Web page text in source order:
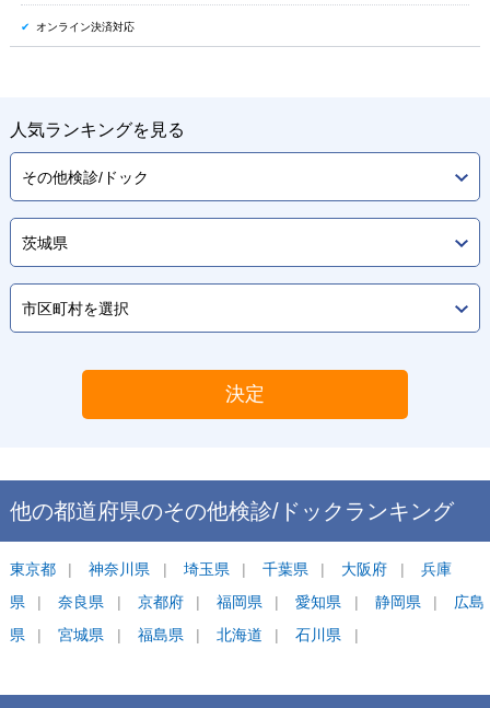
オンライン決済対応
人気ランキングを見る
決定
他の都道府県のその他検診/ドック ランキング
東京都 神奈川県 埼玉県 千葉県 大阪府
兵庫
県
奈良県 京都府 福岡県 愛知県 静岡県
広島
県
宮城県 福島県 北海道 石川県